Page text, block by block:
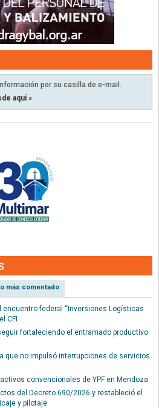
por su casilla de e-mail.
aquí »
más comentado
encuentro federal “Inversiones Logísticas
CFI
fortaleciendo el entramado productivo
que no impulsó interrupciones de servicios
convencionales de YPF en Mendoza
del Decreto 690/2026 y restableció el
y pilotaje